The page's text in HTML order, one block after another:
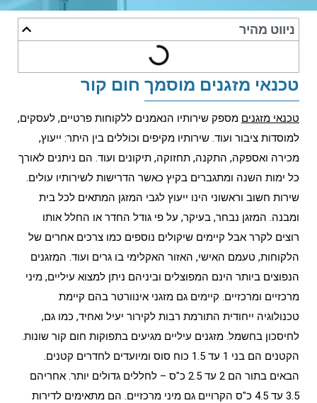
ניווט מהיר
טכנאי מזגנים מוסמך חום קור
טכנאי מזגנים מספק שירותיו הנאמנים ללקוחות פרטיים, לעסקים,
למוסדות ציבור ועוד. שירותיו מקיפים וכוללים בין היתר: ייעוץ,
מכירה ואספקה, התקנה, תחזוקה, תיקונים ועוד. הם ניתנים לאורך
כל ימות השנה ומתגברים בקיץ כאשר הדרישות לשירותיו עולים.
שירות חשוב וראשוני הינו ייעוץ לגבי המזגן המתאים לכל בית
ומבנה. המזגן נבחר, בעיקר, על פי גודל החדר או החלל אותו
רוצים לקרר אבל קיימים שיקולים נוספים כמו צרכים אחרים של
הלקוחות, טעמם האישי, האזור האקלימי בו גרים ועוד. המזגנים
הנפוצים ביותר הינם המפוצלים וביניהם ניתן למצוא עיליים, מיני
מרכזיים ומרכזיים. קיימים גם מזגני אינוורטר בהם קיימת
טכנולוגיה ייחודית התורמת רבות לקירור יעיל ואחיד, כמו גם,
לחיסכון בחשמל. מזגנים עיליים מגיעים בתפוקות חום קור שונות.
הקטנים הם בני 1 עד 1.5 כוח סוס ומיועדים לחדרים קטנים.
הבאים בתור הם 2 עד 2.5 כ"ס – לחללים גדולים יותר. אחריהם
3.5 עד 4.5 כ"ס הקרויים גם מיני מרכזיים. הם מתאימים לדירות